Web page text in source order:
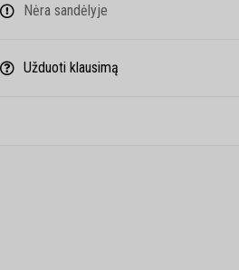
Nėra sandėlyje
Užduoti klausimą